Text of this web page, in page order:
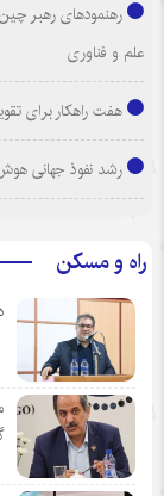
رهنمودهای رهبر
علم و فناوری
هفت راهکار برای
رشد نفوذ جهانی
راه و مسکن